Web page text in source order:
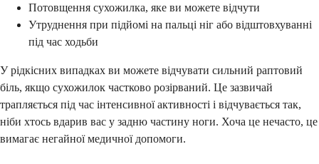
Потовщення сухожилка, яке ви можете відчути
Утруднення при підйомі на пальці ніг або відштовхуванні
під час ходьби
У рідкісних випадках ви можете відчувати сильний раптовий
біль, якщо сухожилок частково розірваний. Це зазвичай
трапляється під час інтенсивної активності і відчувається так,
ніби хтось вдарив вас у задню частину ноги. Хоча це нечасто, це
вимагає негайної медичної допомоги.